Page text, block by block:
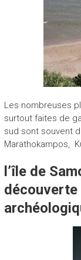
Les nombreuses
surtout faites de
sud sont souvent
Marathokampos,
l’île de